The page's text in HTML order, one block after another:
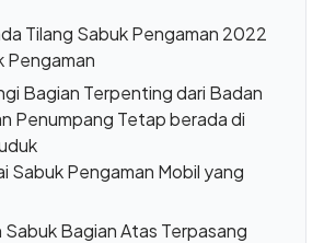
Tilang Sabuk Pengaman 2022
Pengaman
Bagian Terpenting dari Badan
Penumpang Tetap berada di
Sabuk Pengaman Mobil yang
Sabuk Bagian Atas Terpasang